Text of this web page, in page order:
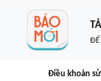
ĐỂ
Điều khoản